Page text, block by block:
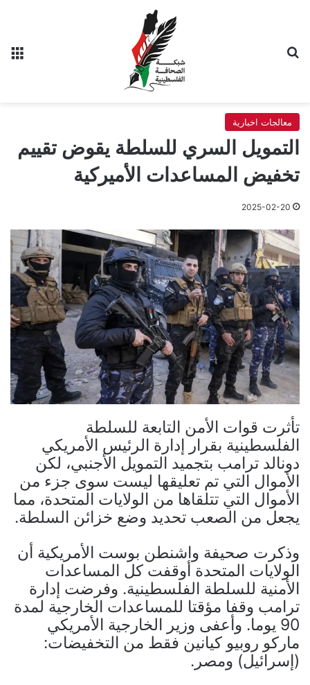
معالجات اخبارية
التمويل السري للسلطة يقوض تقييم
تخفيض المساعدات الأميركية
2025-02-20
تأثرت قوات الأمن التابعة للسلطة
الفلسطينية بقرار إدارة الرئيس الأمريكي
دونالد ترامب بتجميد التمويل الأجنبي، لكن
الأموال التي تم تعليقها ليست سوى جزء من
الأموال التي تتلقاها من الولايات المتحدة، مما
يجعل من الصعب تحديد وضع خزائن السلطة.
وذكرت صحيفة واشنطن بوست الأمريكية أن
الولايات المتحدة أوقفت كل المساعدات
الأمنية للسلطة الفلسطينية. وفرضت إدارة
ترامب وقفا مؤقتا للمساعدات الخارجية لمدة
90 يوما. وأعفى وزير الخارجية الأمريكي
ماركو روبيو كيانين فقط من التخفيضات:
(إسرائيل) ومصر.